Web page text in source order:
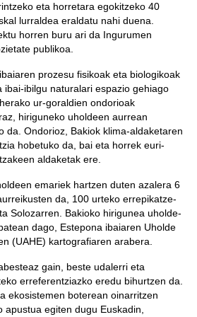
eta horretara egokitzeko 40
lurraldea eraldatu nahi duena.
horren buru ari da Ingurumen
publikoa.
prozesu fisikoak eta biologikoak
ibai-ibilgu naturalari espazio gehiago
ur-goraldien ondorioak
hiriguneko uholdeen aurrean
da. Ondorioz, Bakiok klima-aldaketaren
hobetuko da, bai eta horrek euri-
aldaketak ere.
emariek hartzen duten azalera 6
da, 100 urteko errepikatze-
Solozarren. Bakioko hirigunea uholde-
dago, Estepona ibaiaren Uholde
(UAHE) kartografiaren arabera.
gain, beste udalerri eta
erreferentziazko eredu bihurtzen da.
ekosistemen boterean oinarritzen
egiten dugu Euskadin,